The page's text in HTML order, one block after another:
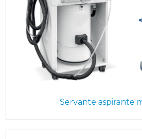
Servante aspirante